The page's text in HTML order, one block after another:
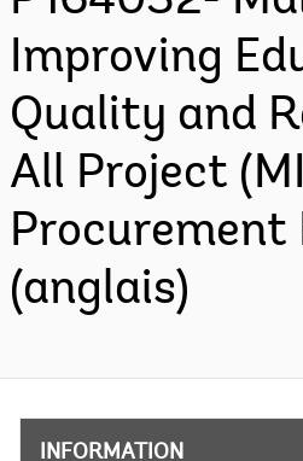
Improving
Quality and
All Project
Procurement
(anglais)
INFORMATION